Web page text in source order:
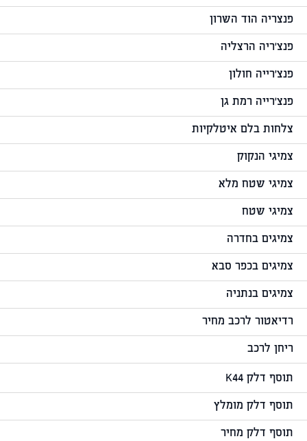
פנצריה הוד השרון
פנצ'ריה הרצליה
פנצ'רייה חולון
פנצ'רייה רמת גן
צלחות בלם איטלקיות
צמיגי הנקוק
צמיגי שטח מלא
צמיגי שטח
צמיגים בחדרה
צמיגים בכפר סבא
צמיגים בנתניה
רדיאטור לרכב מחיר
ריחן לרכב
תוסף דלק K44
תוסף דלק מומלץ
תוסף דלק מחיר